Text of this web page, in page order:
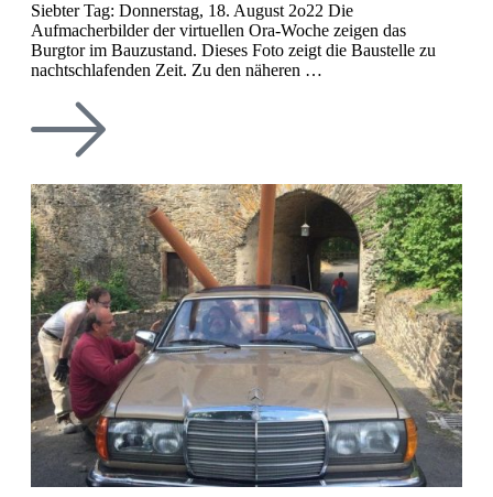
Siebter Tag: Donnerstag, 18. August 2o22 Die
Aufmacherbilder der virtuellen Ora-Woche zeigen das
Burgtor im Bauzustand. Dieses Foto zeigt die Baustelle zu
nachtschlafenden Zeit. Zu den näheren …